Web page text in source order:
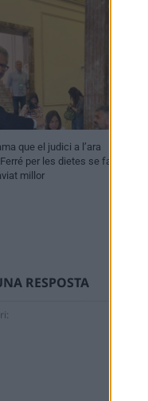
que el judici a l’ara
per les dietes se faça
millor
RESPOSTA